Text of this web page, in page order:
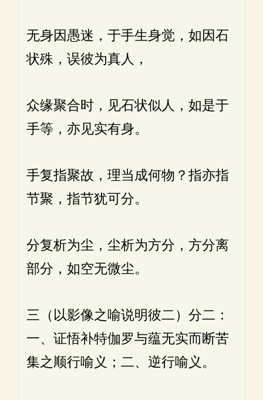
无身因愚迷，于手生身觉，如因石
状殊，误彼为真人，
众缘聚合时，见石状似人，如是于
手等，亦见实有身。
手复指聚故，理当成何物？指亦指
节聚，指节犹可分。
分复析为尘，尘析为方分，方分离
部分，如空无微尘。
三（以影像之喻说明彼二）分二：
一、证悟补特伽罗与蕴无实而断苦
集之顺行喻义；二、逆行喻义。